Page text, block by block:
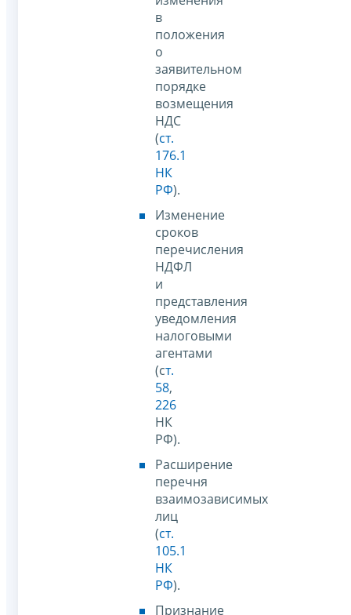
в
положения
о
заявительном
порядке
возмещения
НДС
(ст.
176.1
НК
РФ).
Изменение
сроков
перечисления
НДФЛ
и
представления
уведомления
налоговыми
агентами
(ст.
58,
226
НК
РФ).
Расширение
перечня
взаимозависимых
лиц
(ст.
105.1
НК
РФ).
Признание